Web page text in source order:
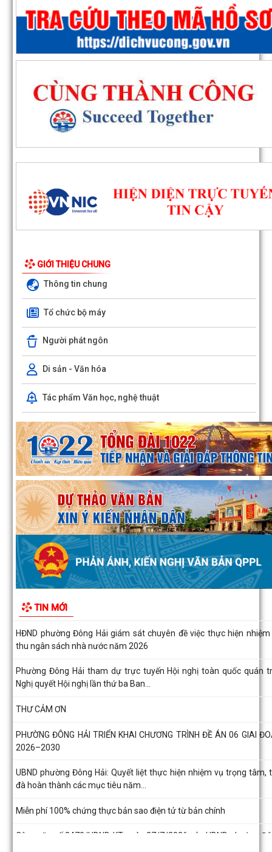
GIỚI THIỆU CHUNG
Thông tin chung
Tổ chức bộ máy
Người phát ngôn
Di sản - Văn hóa
Tác phẩm Văn học, nghệ thuật
TIN MỚI
Quyết định số 1143/QĐ-UBND ngày 03/8/2026 của UBND
Đông Hải về việc thu hồi đất để thực hiện...
Quyết định số 1142/QĐ-UBND ngày 03/8/2026 của UBND
Đông Hải về việc thu hồi đất để thực hiện...
Hải Phòng đẩy nhanh tiến độ đo đạc, lập hồ sơ địa chính và hoàn
cơ sở dữ liệu đất đai
Phường Đông Hải tổ chức sinh hoạt dưới cờ tháng 8/2026
Phường Đông Hải: Giao ban Hiệu trưởng, triển khai nhiệm vụ
năm học 2026 – 2027
HĐND phường Đông Hải giám sát chuyên đề việc thực hiện nhiệm
Phường Đông Hải tham dự trực tuyến Hội nghị toàn quốc quán
THƯ CẢM ƠN
PHƯỜNG ĐÔNG HẢI TRIỂN KHAI CHƯƠNG TRÌNH ĐỀ ÁN 06 GIAI
UBND phường Đông Hải: Quyết liệt thực hiện nhiệm vụ trọng tâm,
Miễn phí 100% chứng thực bản sao điện tử từ bản chính
Công văn số 2470/UBND-KT ngày 27/7/2026 của UBND phường